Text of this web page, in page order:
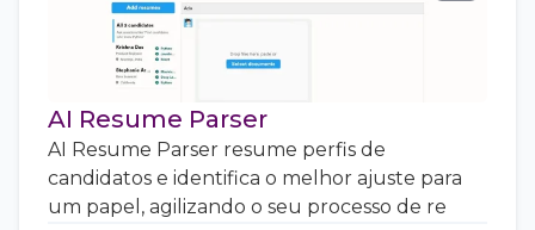
AI Resume Parser
AI Resume Parser resume perfis de
candidatos e identifica o melhor ajuste para
um papel, agilizando o seu processo de re